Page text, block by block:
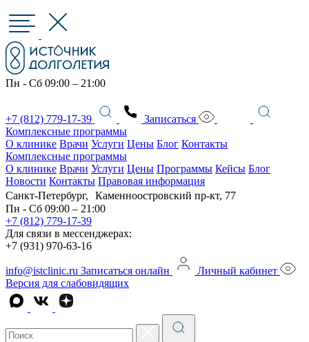
Пн - Сб 09:00 – 21:00
+7 (812) 779-17-39
Записаться
Комплексные программы
О клинике Врачи Услуги Цены Блог Контакты
Комплексные программы
О клинике Врачи Услуги Цены Программы Кейсы Блог
Новости Контакты Правовая информация
Санкт-Петербург, Каменноостровский пр-кт, 77
Пн - Сб 09:00 – 21:00
+7 (812) 779-17-39
Для связи в мессенджерах:
+7 (931) 970-63-16
info@istclinic.ru Записаться онлайн
Личный кабинет
Версия для слабовидящих